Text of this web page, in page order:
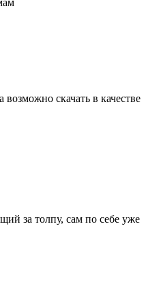
скачать в качестве
за толпу, сам по себе уже